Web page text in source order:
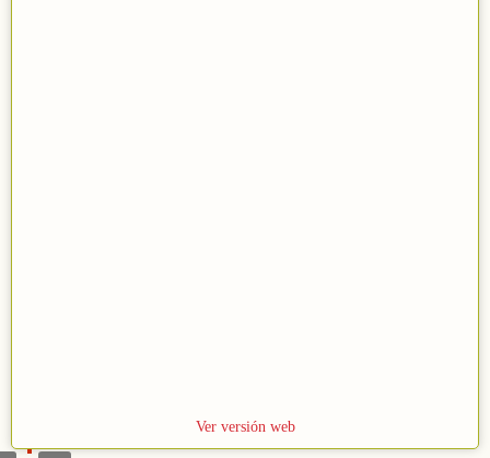
Ver versión web